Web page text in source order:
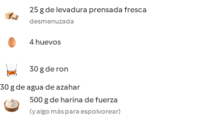
25 g de levadura prensada fresca
desmenuzada
4 huevos
30 g de ron
30 g de agua de azahar
500 g de harina de fuerza
(y algo más para espolvorear)